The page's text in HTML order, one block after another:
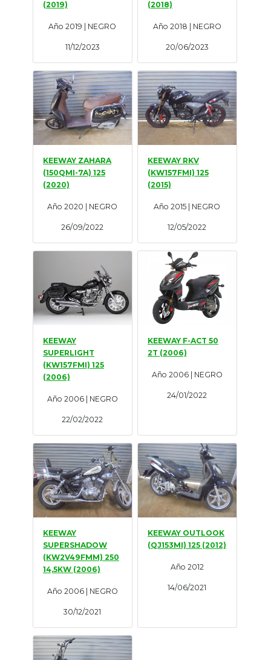
(2019)
Año 2019 | NEGRO
11/12/2023
(2018)
Año 2018 | NEGRO
20/06/2023
KEEWAY ZAHARA
(150QMI-7A) 125
(2020)
Año 2020 | NEGRO
26/09/2022
KEEWAY RKV
(KW157FMI) 125
(2015)
Año 2015 | NEGRO
12/05/2022
KEEWAY
SUPERLIGHT
(KW157FMI) 125
(2006)
Año 2006 | NEGRO
22/02/2022
KEEWAY F-ACT 50
2T (2006)
Año 2006 | NEGRO
24/01/2022
KEEWAY
SUPERSHADOW
(KW2V49FMM) 250
14,5KW (2006)
Año 2006 | NEGRO
30/12/2021
KEEWAY OUTLOOK
(QJ153MI) 125 (2012)
Año 2012
14/06/2021